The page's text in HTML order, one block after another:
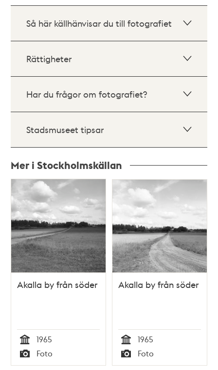
Så här källhänvisar du till fotografiet
Rättigheter
Har du frågor om fotografiet?
Stadsmuseet tipsar
Mer i Stockholmskällan
Relaterade
poster
och
teman
Akalla by från söder
Tid
1965
Typ
Foto
Akalla by från söder
Tid
1965
Typ
Foto